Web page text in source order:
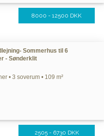
8000 - 12500 DKK
Sommerhus til 6
- Sønderklit
• 3 soverum • 109 m²
2505 - 6730 DKK